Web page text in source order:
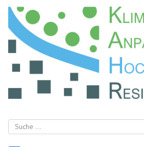
Suchen